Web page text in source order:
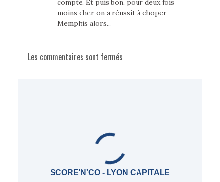
compte. Et puis bon, pour deux fois
moins cher on a réussit à choper
Memphis alors...
Les commentaires sont fermés
SCORE'N'CO - LYON CAPITALE